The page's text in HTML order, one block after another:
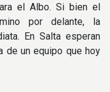
el Albo. Si bien el
por delante, la
En Salta esperan
de un equipo que hoy